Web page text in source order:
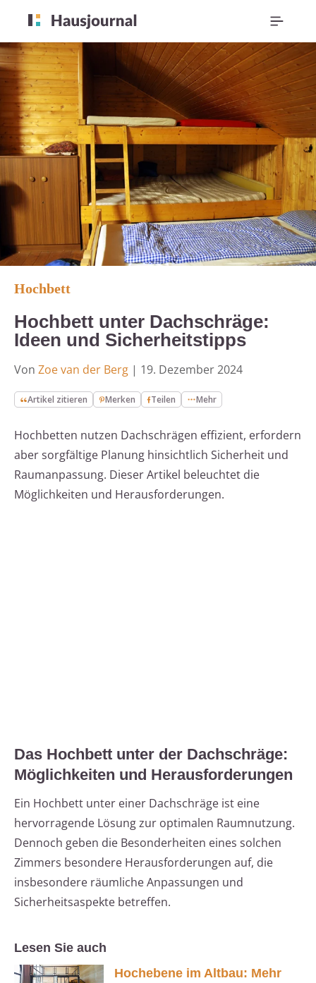
Hochbett
Hochbett unter Dachschräge:
Ideen und Sicherheitstipps
Von Zoe van der Berg | 19. Dezember 2024
Artikel zitieren Merken Teilen Mehr
Hochbetten nutzen Dachschrägen effizient, erfordern
aber sorgfältige Planung hinsichtlich Sicherheit und
Raumanpassung. Dieser Artikel beleuchtet die
Möglichkeiten und Herausforderungen.
Das Hochbett unter der Dachschräge:
Möglichkeiten und Herausforderungen
Ein Hochbett unter einer Dachschräge ist eine
hervorragende Lösung zur optimalen Raumnutzung.
Dennoch geben die Besonderheiten eines solchen
Zimmers besondere Herausforderungen auf, die
insbesondere räumliche Anpassungen und
Sicherheitsaspekte betreffen.
Lesen Sie auch
Hochebene im Altbau: Mehr